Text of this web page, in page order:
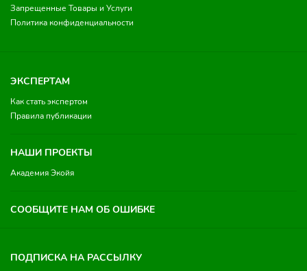
Запрещенные Товары и Услуги
Политика конфиденциальности
ЭКСПЕРТАМ
Как стать экспертом
Правила публикации
НАШИ ПРОЕКТЫ
Академия Экойя
СООБЩИТЕ НАМ ОБ ОШИБКЕ
ПОДПИСКА НА РАССЫЛКУ